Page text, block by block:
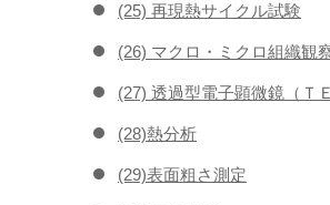
(25) 再現熱サイクル試験
(26) マクロ・ミクロ組織観
(27) 透過型電子顕微鏡（Ｔ
(28)熱分析
(29)表面粗さ測定